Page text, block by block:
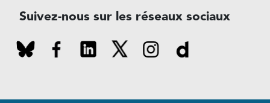
Suivez-nous sur les réseaux sociaux